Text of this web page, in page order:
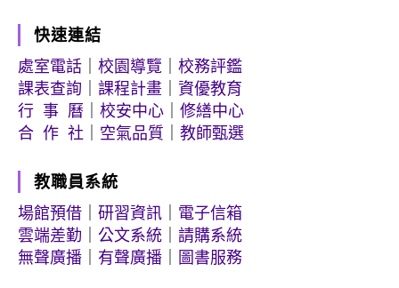
快速連結
處室電話
校園導覽
校務評鑑
課表查詢
課程計畫
資優教育
行 事 曆
校安中心
修繕中心
合 作 社
空氣品質 教師甄選
教職員系統
場館預借
研習資訊
電子信箱
雲端差勤
公文系統
請購系統
無聲廣播
有聲廣播 圖書服務